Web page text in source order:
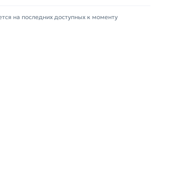
на последних доступных к моменту